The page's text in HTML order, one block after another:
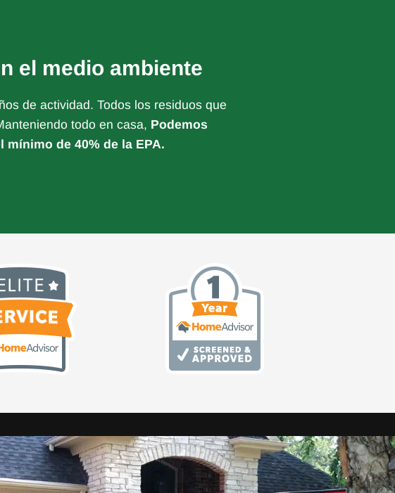
el medio ambiente
de actividad. Todos los residuos que
todo en casa, Podemos
de 40% de la EPA.